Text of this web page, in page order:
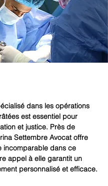
dans les opérations
est essentiel pour
et justice. Près de
Settembre Avocat offre
incomparable dans ce
appel à elle garantit un
personnalisé et efficace.